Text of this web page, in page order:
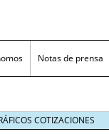
Notas de prensa
COTIZACIONES